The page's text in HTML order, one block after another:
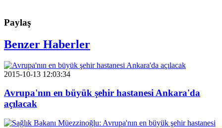
Paylaş
Benzer Haberler
2015-10-13 12:03:34
Avrupa'nın en büyük şehir hastanesi Ankara'da
açılacak